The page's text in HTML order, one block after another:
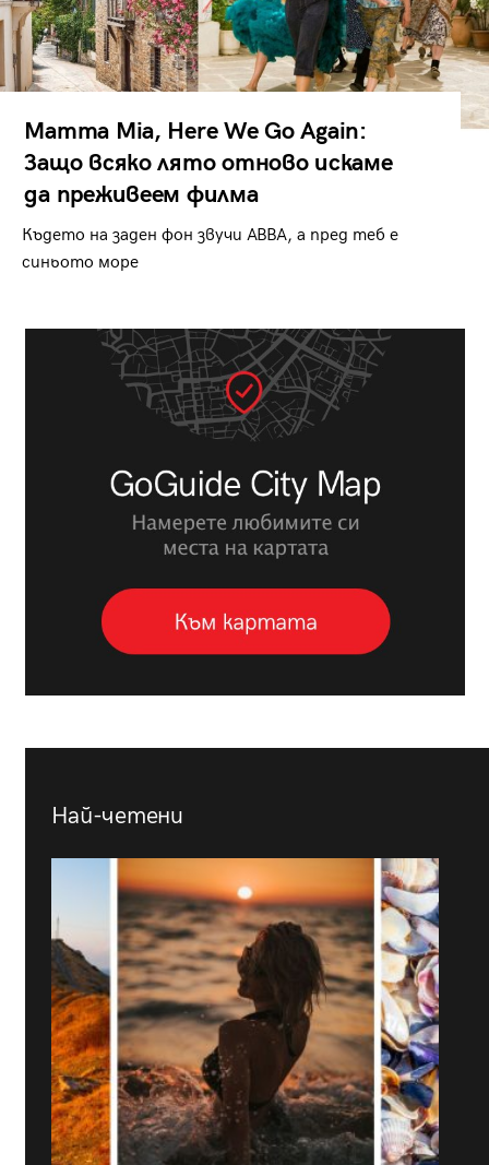
Mamma Mia, Here We Go Again:
Защо всяко лято отново искаме
да преживеем филма
Където на заден фон звучи ABBA, а пред теб е
синьото море
Най-четени